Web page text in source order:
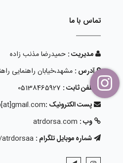
تماس با ما
مدیریت : حمیدرضا مذنب زاده
آدرس : مشهد،خیابان راهنمایی
تلفن ثابت : 05138465927
پست الکترونیک :
وب : atrdorsa.com
شماره موبایل تلگرام :